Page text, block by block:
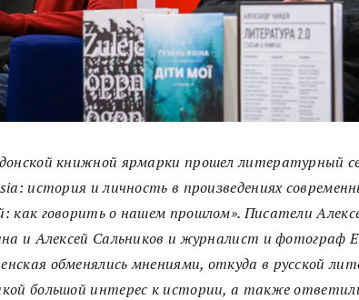
книжной ярмарки прошел литературный
история и личность в произведениях
как говорить о нашем прошлом». Писатели
и Алексей Сальников и журналист и фотограф
обменялись мнениями, откуда в русской
большой интерес к истории, а также